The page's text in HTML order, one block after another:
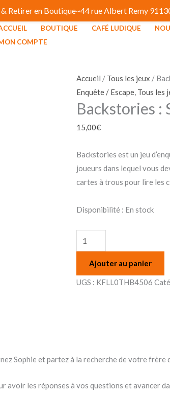
BOUTIQUE CAFÉ LUDIQUE
COMPTE
Accueil / Tous les jeux /
Enquête / Escape, Tous les
Backstories :
15,00€
Backstories est un jeu
joueurs dans lequel vous
cartes à trous pour lire les
Disponibilité : En stock
:
Seule
sous
Glace
Ajouter au panier
UGS : KFLL0THB4506
Sophie et partez à la recherche de votre frère
avoir les réponses à vos questions et avancer
Retirer en Boutique~44 rue Albert Remy